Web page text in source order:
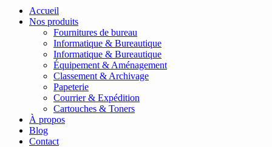
Accueil
Nos produits
Fournitures de bureau
Informatique & Bureautique
Informatique & Bureautique
Équipement & Aménagement
Classement & Archivage
Papeterie
Courrier & Expédition
Cartouches & Toners
À propos
Blog
Contact